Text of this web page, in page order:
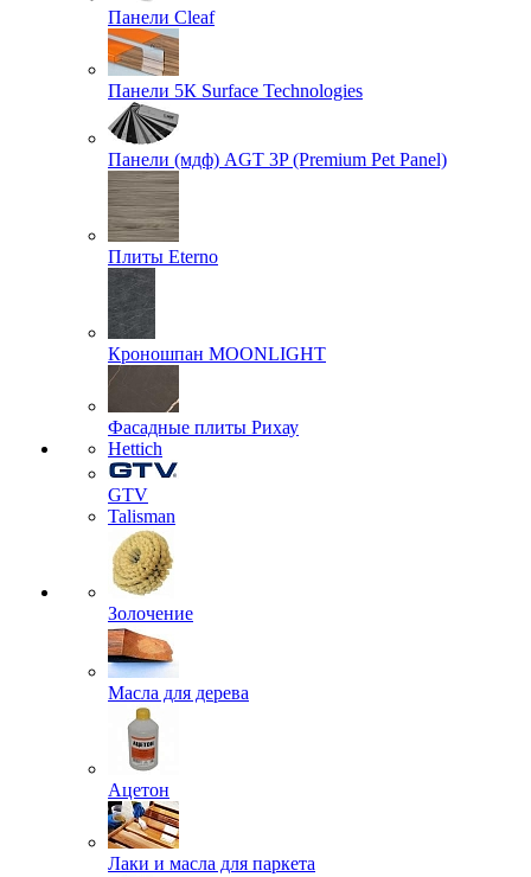
Панели Cleaf
Панели 5К Surface Technologies
Панели (мдф) AGT 3P (Premium Pet Panel)
Плиты Eterno
Кроношпан MOONLIGHT
Фасадные плиты Рихау
Hettich
GTV
Talisman
Золочение
Масла для дерева
Ацетон
Лаки и масла для паркета